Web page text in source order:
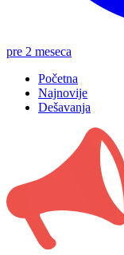
pre 2 meseca
Početna
Najnovije
Dešavanja